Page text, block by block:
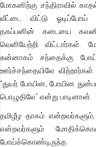
மோகனிற்கு சந்திராவில்
வீட்டை விட்டு
தகப்பனின் கடையை
வெளியேற்றி விட்டார்கள்.
சுன்னாகம் சந்தைக்கு
ஊர்ச்சந்தையிலே
"துயர் போயின, போயின
பொழுதிலே" என்று பாடினான்.
தமிழீழ தாகம் என்றவர்களும்,
என்றவர்களும்